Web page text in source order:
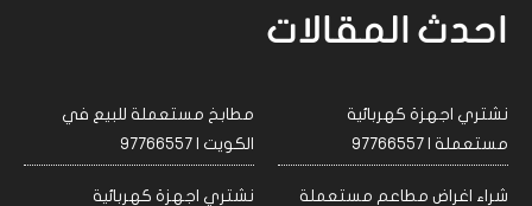
احدث المقالات
نشتري اجهزة كهربائية
مستعملة | 97766557
مطابخ مستعملة للبيع في
الكويت | 97766557
شراء اغراض مطاعم مستعملة
نشتري اجهزة كهربائية